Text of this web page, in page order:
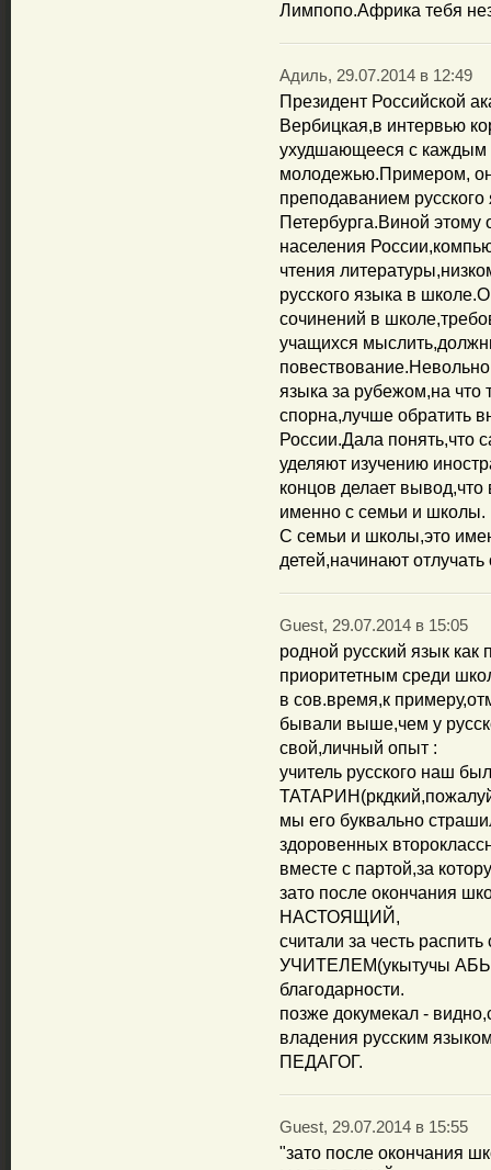
Лимпопо.Африка тебя
Адиль, 29.07.2014 в 12:49
Президент Российской
Вербицкая,в интервью
ухудшающееся с каждым
молодежью.Примером,
преподаванием
Петербурга.Виной
населения
чтения
русского языка в
сочинений в
учащихся
языка за рубежом,на что
спорна,лучше обратить
России.Дала понять,что
уделяют изучению
концов делает
именно с семьи и школы.
С семьи и школы,это
детей,начинают
Guest, 29.07.2014 в 15:05
родной русский язык
приоритетным среди
в сов.время,к
бывали выше,чем у
свой,личный опыт :
учитель русского наш
мы его буквально
здоровенных
вместе с партой,за
зато после окончания
НАСТОЯЩИЙ,
считали за честь
УЧИТЕЛЕМ(укытучы
благодарности.
позже докумекал -
владения русским
ПЕДАГОГ.
Guest, 29.07.2014 в 15:55
"зато после окончания